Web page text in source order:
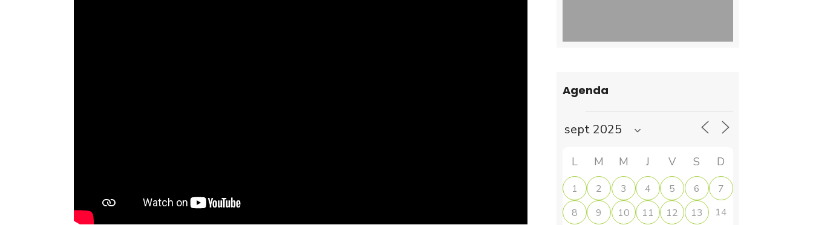
Agenda
L M M J V S D
1 2 3 4 5 6
7
8
9 10 11 12 13
14